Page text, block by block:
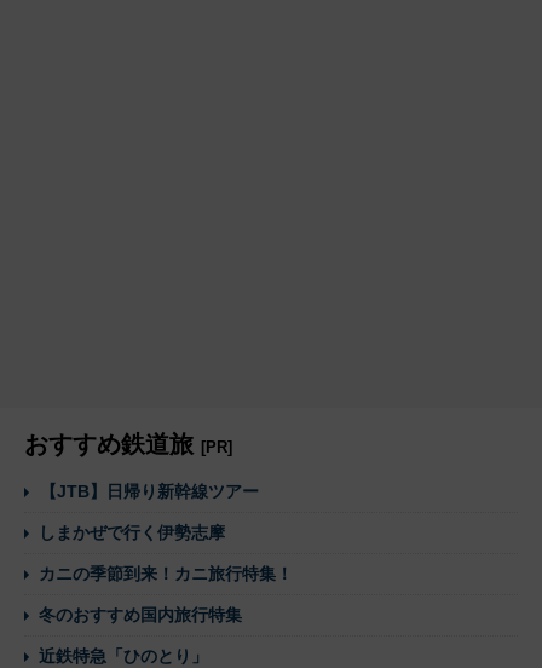
おすすめ鉄道旅 [PR]
【JTB】日帰り新幹線ツアー
しまかぜで行く伊勢志摩
カニの季節到来！カニ旅行特集！
冬のおすすめ国内旅行特集
近鉄特急「ひのとり」